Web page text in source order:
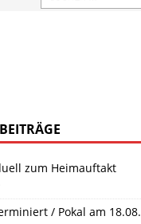
zum Heimauftakt
/ Pokal am 18.08.